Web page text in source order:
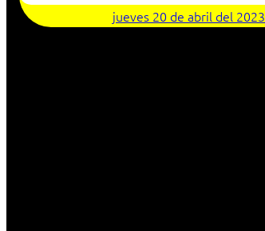
jueves 20 de abril del 2023